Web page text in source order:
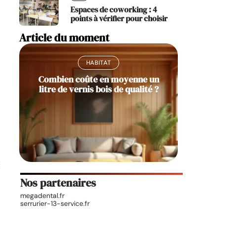
Espaces de coworking : 4
points à vérifier pour choisir
Article du moment
HABITAT
Combien coûte en moyenne un
litre de vernis bois de qualité ?
Nos partenaires
megadental.fr
serrurier-13-service.fr